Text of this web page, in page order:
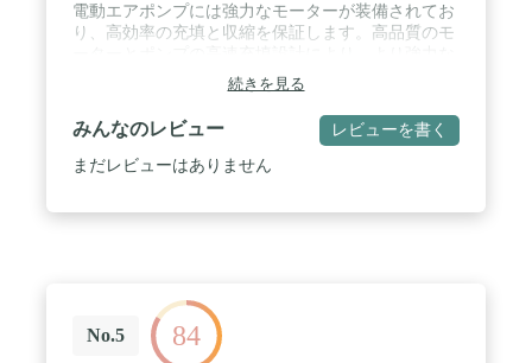
電動エアポンプには強力なモーターが装備されてお
り、高効率の充填と収縮を保証します。高品質のモ
空気の流れを提供できます。通常のエアポンプより
も約100%高速です。 / 【精巧な外形と簡単な操
作】：プール 空気入れは新しい高強度ABSプラスチ
ックの材料を採用されました。ユニークな形状がよ
り良い体験を提供します。ON/OFFボタンのデザイ
気吸入口・排出口を逆にしないようにご注意くださ
い。 / 【三つの取り外し可能なノズル】：3種類の
実用的なノズルは普段の物には空気を入れることで
続きを見る
みんなのレビュー レビューを書く
まだレビューはありません
No.5 84